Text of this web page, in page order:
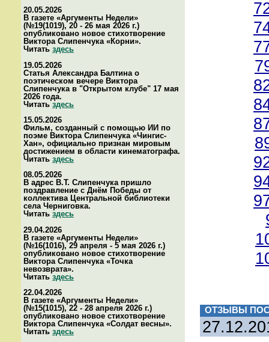
20.05.2026
В газете «Аргументы Недели»
(№19(1019), 20 - 26 мая 2026 г.)
опубликовано новое стихотворение
Виктора Слипенчука «Корни».
Читать здесь
19.05.2026
Статья Александра Балтина о
поэтическом вечере Виктора
Слипенчука в "Открытом клубе" 17 мая
2026 года.
Читатьздесь
15.05.2026
Фильм, созданный с помощью ИИ по
поэме Виктора Слипенчука «Чингис-
Хан», официально признан мировым
достижением в области кинематографа.
Читать здесь
08.05.2026
В адрес В.Т. Слипенчука пришло
поздравление с Днём Победы от
коллектива Центральной библиотеки
села Черниговка.
Читать здесь
29.04.2026
В газете «Аргументы Недели»
(№16(1016), 29 апреля - 5 мая 2026 г.)
опубликовано новое стихотворение
Виктора Слипенчука «Точка
невозврата».
Читатьздесь
22.04.2026
В газете «Аргументы Недели»
(№15(1015), 22 - 28 апреля 2026 г.)
опубликовано новое стихотворение
Виктора Слипенчука «Солдат весны».
Читать здесь
ОТЗЫВЫ